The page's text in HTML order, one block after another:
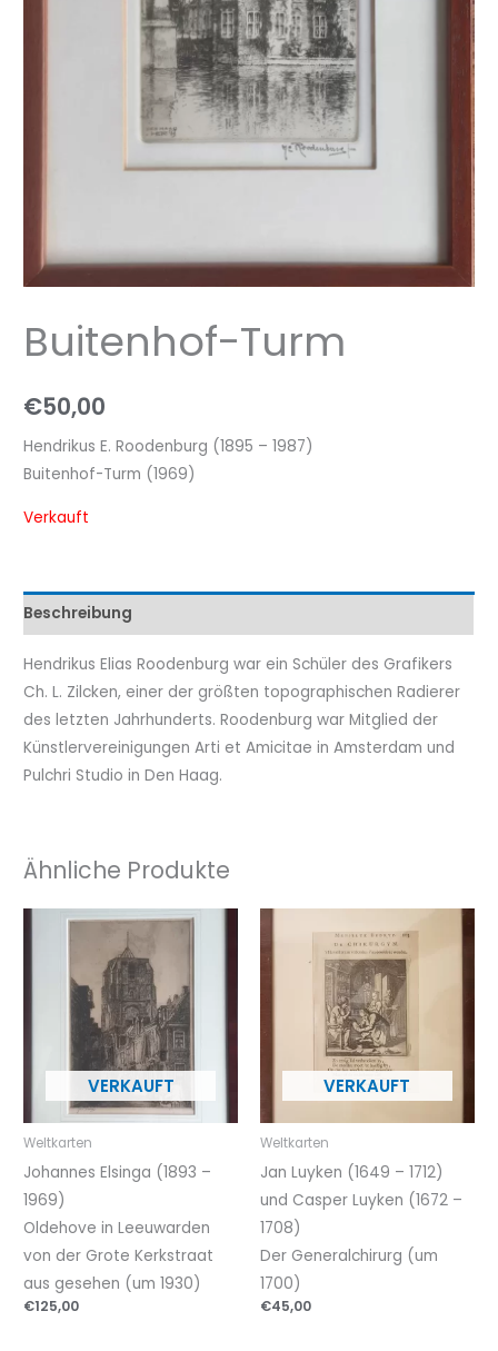
Buitenhof-Turm
€50,00
Hendrikus E. Roodenburg (1895 – 1987)
Buitenhof-Turm (1969)
Verkauft
Beschreibung
Hendrikus Elias Roodenburg war ein Schüler des Grafikers
Ch. L. Zilcken, einer der größten topographischen Radierer
des letzten Jahrhunderts. Roodenburg war Mitglied der
Künstlervereinigungen Arti et Amicitae in Amsterdam und
Pulchri Studio in Den Haag.
Ähnliche Produkte
Weltkarten
Johannes Elsinga (1893 –
1969)
Oldehove in Leeuwarden
von der Grote Kerkstraat
aus gesehen (um 1930)
€125,00
Weltkarten
Jan Luyken (1649 – 1712)
und Casper Luyken (1672 –
1708)
Der Generalchirurg (um
1700)
€45,00